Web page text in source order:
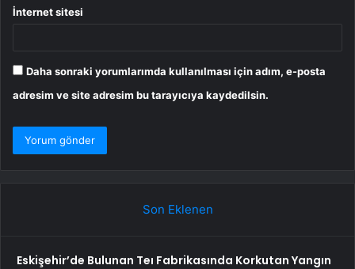
İnternet sitesi
Daha sonraki yorumlarımda kullanılması için adım, e-posta
adresim ve site adresim bu tarayıcıya kaydedilsin.
Son Eklenen
Eskişehir’de Bulunan Teı Fabrikasında Korkutan Yangın